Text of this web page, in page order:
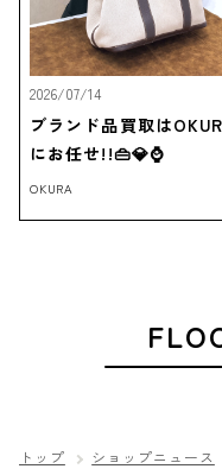
2026/07/14
ブランド品買取は
にお任せ!!👜💎⌚
OKURA
トップ ショップニュース